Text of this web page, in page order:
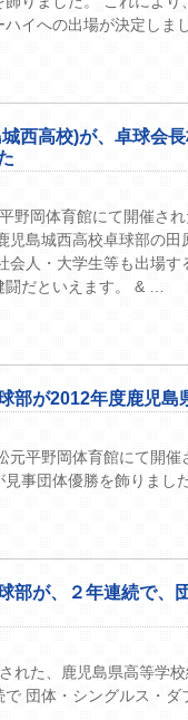
イへの出場が決定しま
西高校)が、卓球会
野岡体育館にて開催さ
児島城西高校卓球部の田
会人・大学生等も出場す
だといえます。 & …
部が2012年度鹿児
元平野岡体育館にて開
見事団体優勝を飾りま
部が、２年連続で、
れた、鹿児島県高等学
で 団体・シングルス・